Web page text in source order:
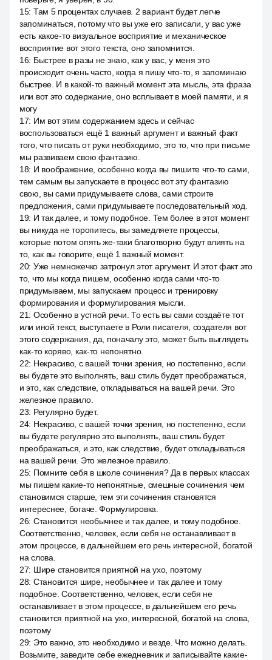
15: Там 5 процентах случаев. 2 вариант будет легче
запоминаться, потому что вы уже его записали, у вас уже
есть какое-то визуальное восприятие и механическое
восприятие вот этого текста, оно запомнится.
16: Быстрее в разы не знаю, как у вас, у меня это
происходит очень часто, когда я пишу что-то, я запоминаю
быстрее. И в какой-то важный момент эта мысль, эта фраза
или вот это содержание, оно всплывает в моей памяти, и я
могу
17: Им вот этим содержанием здесь и сейчас
воспользоваться ещё 1 важный аргумент и важный факт
того, что писать от руки необходимо, это то, что при письме
мы развиваем свою фантазию.
18: И воображение, особенно когда вы пишите что-то сами,
тем самым вы запускаете в процесс вот эту фантазию
свою, вы сами придумываете слова, сами строите
предложения, сами придумываете последовательный ход.
19: И так далее, и тому подобное. Тем более в этот момент
вы никуда не торопитесь, вы замедляете процессы,
которые потом опять же-таки благотворно будут влиять на
то, как вы говорите, ещё 1 важный момент.
20: Уже немножечко затронул этот аргумент. И этот факт это
то, что мы когда пишем, особенно когда сами что-то
придумываем, мы запускаем процесс и тренировку
формирования и формулирования мысли.
21: Особенно в устной речи. То есть вы сами создаёте тот
или иной текст, выступаете в Роли писателя, создателя вот
этого содержания, да, поначалу это, может быть выглядеть
как-то коряво, как-то непонятно.
22: Некрасиво, с вашей точки зрения, но постепенно, если
вы будете это выполнять, ваш стиль будет преображаться,
и это, как следствие, откладываться на вашей речи. Это
железное правило.
23: Регулярно будет.
24: Некрасиво, с вашей точки зрения, но постепенно, если
вы будете регулярно это выполнять, ваш стиль будет
преображаться, и это, как следствие, будет откладываться
на вашей речи. Это железное правило.
25: Помните себя в школе сочинения? Да в первых классах
мы пишем какие-то непонятные, смешные сочинения чем
становимся старше, тем эти сочинения становятся
интереснее, богаче. Формулировка.
26: Становится необычнее и так далее, и тому подобное.
Соответственно, человек, если себя не останавливает в
этом процессе, в дальнейшем его речь интересной, богатой
на слова.
27: Шире становится приятной на ухо, поэтому
28: Становится шире, необычнее и так далее и тому
подобное. Соответственно, человек, если себя не
останавливает в этом процессе, в дальнейшем его речь
становится приятной на ухо, интересной, богатой на слова,
поэтому
29: Это важно, это необходимо и везде. Что можно делать.
Возьмите, заведите себе ежедневник и записывайте какие-